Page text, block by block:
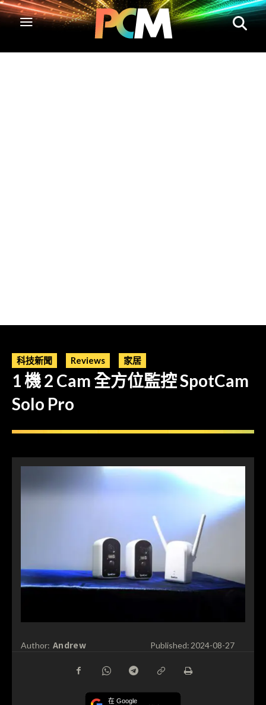
科技新聞 Reviews 家居
1 機 2 Cam 全方位監控 SpotCam
Solo Pro
Author: Andrew Published:2024-08-27
在 Google